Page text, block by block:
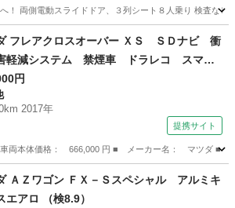
！ 両側電動スライドドア、３列シート８人乗り 検査な
駅 その他
フレアクロスオーバー ＸＳ ＳＤナビ 衝
軽減システム 禁煙車 ドラレコ スマー
ＨＩＤヘッド ビルトインＥＴＣ 純正
ンチアルミ 車線逸脱警報 オートライ
ートエアコン Ｂｌｕｅｔｏｏｔｈ Ｃ
円
2017年
提携サイト
両本体価格： 666,000 円 ■ メーカー名： マツダ ■
ＡＺワゴン ＦＸ－Ｓスペシャル アルミキ
エアロ （検8.9）